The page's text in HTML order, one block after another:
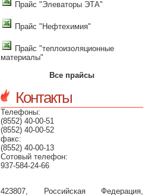
Прайс "Элеваторы ЭТА"
Прайс "Нефтехимия"
Прайс "теплоизоляционные
материалы"
Все прайсы
Контакты
Телефоны:
(8552) 40-00-51
(8552) 40-00-52
факс:
(8552) 40-00-13
Сотовый телефон:
937-584-24-66
423807, Российская Федерация,